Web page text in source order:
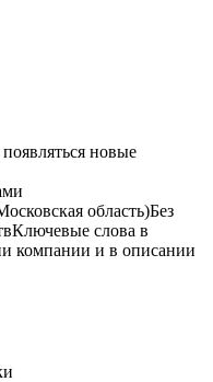
новые
область)Без
Ключевые слова в
компании и в описании